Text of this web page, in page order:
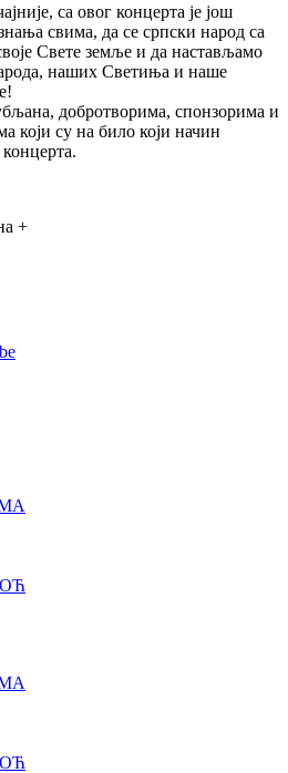
са овог концерта је још
свима, да се српски народ са
Свете земље и да настављамо
наших Светиња и наше
добротворима, спонзорима и
који су на било који начин
+